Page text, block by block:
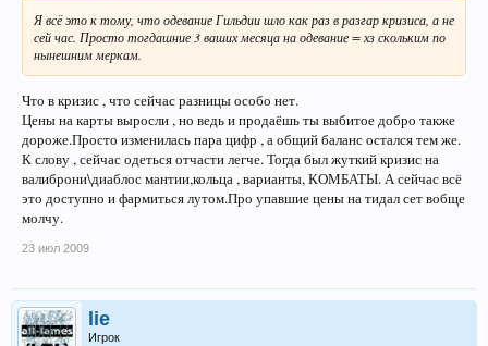
Я всё это к тому, что одевание Гильдии шло как раз в разгар кризиса, а не
сей час. Просто тогдашние 3 ваших месяца на одевание = хз скольким по
нынешним меркам.
Что в кризис , что сейчас разницы особо нет.
Цены на карты выросли , но ведь и продаёшь ты выбитое добро также
дороже.Просто изменилась пара цифр , а общий баланс остался тем же.
К слову , сейчас одеться отчасти легче. Тогда был жуткий кризис на
валиброни\диаблос мантии,кольца , варианты, КОМБАТЫ. А сейчас всё
это доступно и фармиться лутом.Про упавшие цены на тидал сет вобще
молчу.
23 июл 2009
lie
Игрок